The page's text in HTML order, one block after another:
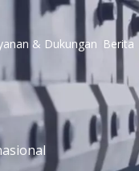
& Dukungan Berita